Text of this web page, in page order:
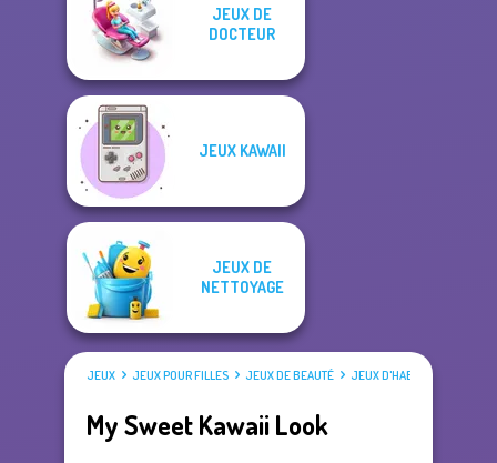
JEUX DE
DOCTEUR
JEUX KAWAII
JEUX DE
NETTOYAGE
JEUX JEUX POUR FILLES JEUX DE BEAUTÉ JEUX D'HABILLAGE
My Sweet Kawaii Look